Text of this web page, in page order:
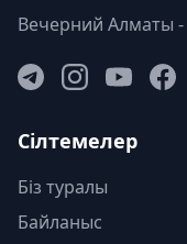
Вечерний Алматы
Сілтемелер
Біз туралы
Байланыс